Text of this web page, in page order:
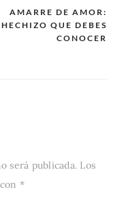
AMARRE DE AMOR:
HECHIZO QUE DEBES
CONOCER
será publicada. Los
*